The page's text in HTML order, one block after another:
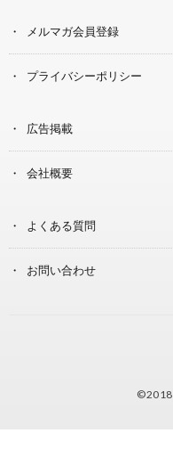
メルマガ会員登録
プライバシーポリシー
広告掲載
会社概要
よくある質問
お問い合わせ
©2018